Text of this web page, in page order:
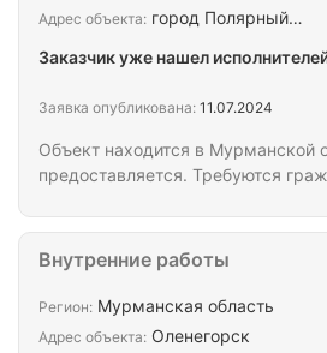
Объект находится в Мурманской
предоставляется. Требуются
Адрес объекта: город Полярный…
Заказчик уже нашел
Заявка опубликована: 11.07.2024
Внутренние работы
Регион: Мурманская область
Адрес объекта: Оленегорск